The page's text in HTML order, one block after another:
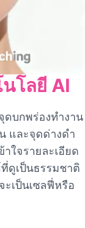
โลยี AI
ดบกพร่องทำงาน
และจุดด่างดำ
ใจรายละเอียด
ดูเป็นธรรมชาติ
เป็นเซลฟี่หรือ